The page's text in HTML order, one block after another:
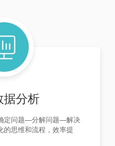
据分析
定问题—分解问题—解决
的思维和流程，效率提